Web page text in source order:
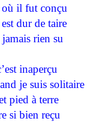
il fut conçu
dur de taire
rien su
inaperçu
je suis solitaire
pied à terre
si bien reçu